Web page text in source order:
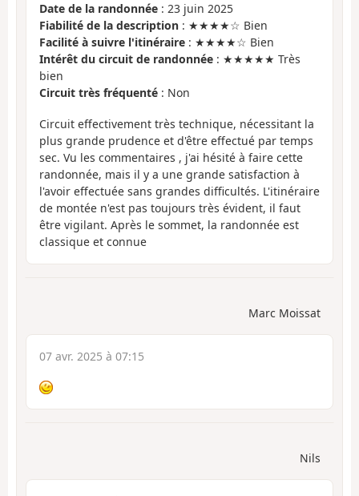
Date de la randonnée : 23 juin 2025
Fiabilité de la description : ★★★★☆ Bien
Facilité à suivre l'itinéraire : ★★★★☆ Bien
Intérêt du circuit de randonnée : ★★★★★ Très
bien
Circuit très fréquenté : Non
Circuit effectivement très technique, nécessitant la
plus grande prudence et d'être effectué par temps
sec. Vu les commentaires , j'ai hésité à faire cette
randonnée, mais il y a une grande satisfaction à
l'avoir effectuée sans grandes difficultés. L'itinéraire
de montée n'est pas toujours très évident, il faut
être vigilant. Après le sommet, la randonnée est
classique et connue
Marc Moissat
07 avr. 2025 à 07:15
Nils